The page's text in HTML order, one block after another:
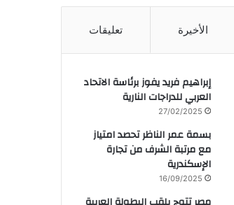
الأخيرة تعليقات
إبراهيم فريد يفوز برئاسة الاتحاد
العربي للدراجات النارية
27/02/2025
بسمة عمر الناظر تحصد امتياز
مع مرتبة الشرف من تجارة
الإسكندرية
16/09/2025